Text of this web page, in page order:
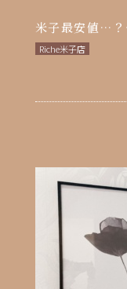
米子最安値…
Riche米子店